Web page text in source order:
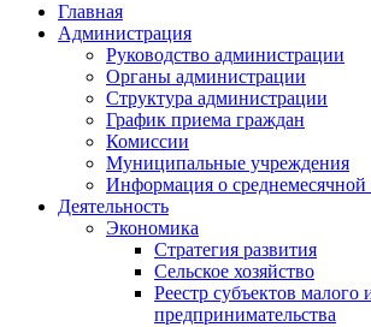
Главная
Администрация
Руководство администрации
Органы администрации
Структура администрации
График приема граждан
Комиссии
Муниципальные учреждения
Информация о среднемесячной
Деятельность
Экономика
Стратегия развития
Сельское хозяйство
Реестр субъектов малого
предпринимательства